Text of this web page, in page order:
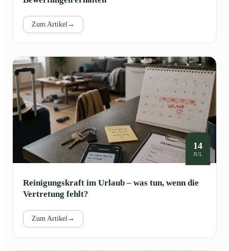
Zum Artikel→
14
JUL
Reinigungskraft im Urlaub – was tun, wenn die
Vertretung fehlt?
Zum Artikel→